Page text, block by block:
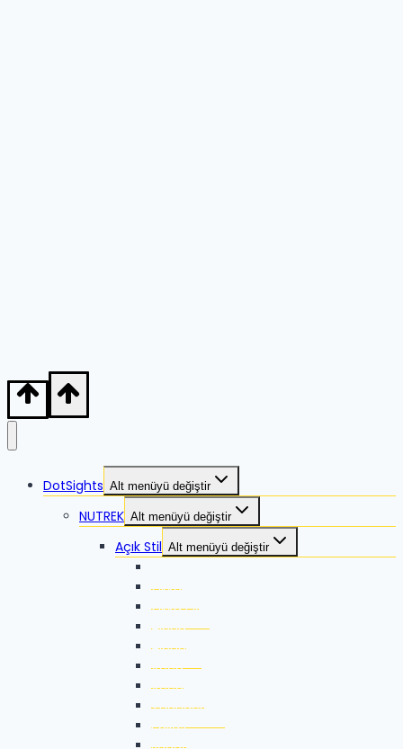
DotSights Alt menüyü değiştir
NUTREK Alt menüyü değiştir
Açık Stil Alt menüyü değiştir
Zikka SE
Zikka Plus
Alpha
Alpha-X
Xeed
Xeed G2
Thunder G2
Pallas
Jaguar